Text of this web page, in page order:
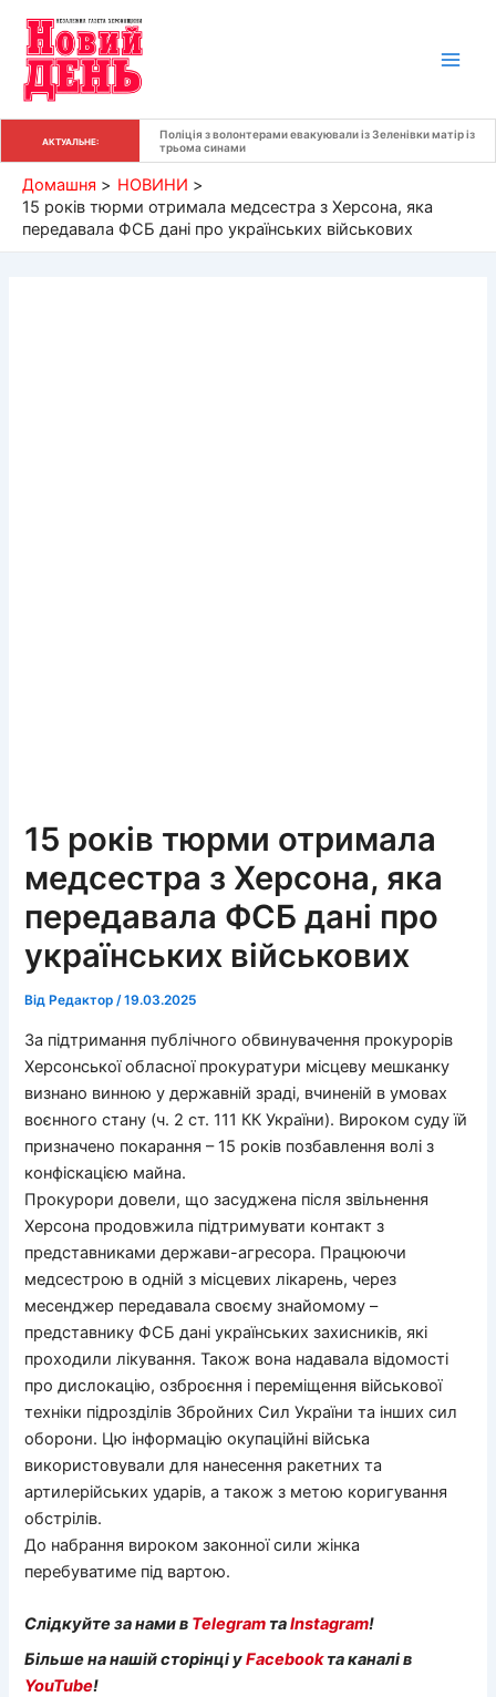
вмісту
АКТУАЛЬНЕ:
Поліція з волонтерами евакуювали із Зеленівки матір із
трьома синами
Домашня
НОВИНИ
15 років тюрми отримала медсестра з Херсона, яка
передавала ФСБ дані про українських військових
15 років тюрми отримала
медсестра з Херсона, яка
передавала ФСБ дані про
українських військових
Від Редактор/19.03.2025
За підтримання публічного обвинувачення прокурорів
Херсонської обласної прокуратури місцеву мешканку
визнано винною у державній зраді, вчиненій в умовах
воєнного стану (ч. 2 ст. 111 КК України). Вироком суду їй
призначено покарання – 15 років позбавлення волі з
конфіскацією майна.
Прокурори довели, що засуджена після звільнення
Херсона продовжила підтримувати контакт з
представниками держави-агресора. Працюючи
медсестрою в одній з місцевих лікарень, через
месенджер передавала своєму знайомому –
представнику ФСБ дані українських захисників, які
проходили лікування. Також вона надавала відомості
про дислокацію, озброєння і переміщення військової
техніки підрозділів Збройних Сил України та інших сил
оборони. Цю інформацію окупаційні війська
використовували для нанесення ракетних та
артилерійських ударів, а також з метою коригування
обстрілів.
До набрання вироком законної сили жінка
перебуватиме під вартою.
Слідкуйте за нами в Telegram таInstagram!
Більше на нашій сторінці уFacebookта каналі в
YouTube!